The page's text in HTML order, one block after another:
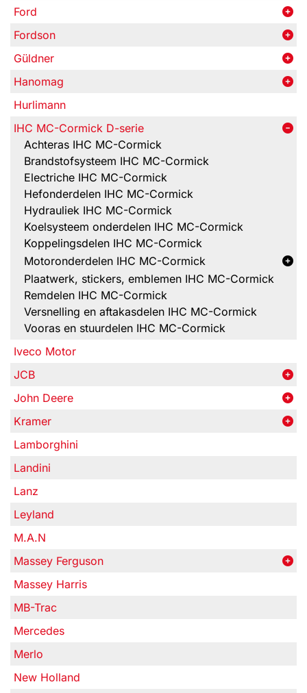
Ford
Fordson
Güldner
Hanomag
Hurlimann
IHC MC-Cormick D-serie
Achteras IHC MC-Cormick
Brandstofsysteem IHC MC-Cormick
Electriche IHC MC-Cormick
Hefonderdelen IHC MC-Cormick
Hydrauliek IHC MC-Cormick
Koelsysteem onderdelen IHC MC-Cormick
Koppelingsdelen IHC MC-Cormick
Motoronderdelen IHC MC-Cormick
Plaatwerk, stickers, emblemen IHC MC-Cormick
Remdelen IHC MC-Cormick
Versnelling en aftakasdelen IHC MC-Cormick
Vooras en stuurdelen IHC MC-Cormick
Iveco Motor
JCB
John Deere
Kramer
Lamborghini
Landini
Lanz
Leyland
M.A.N
Massey Ferguson
Massey Harris
MB-Trac
Mercedes
Merlo
New Holland